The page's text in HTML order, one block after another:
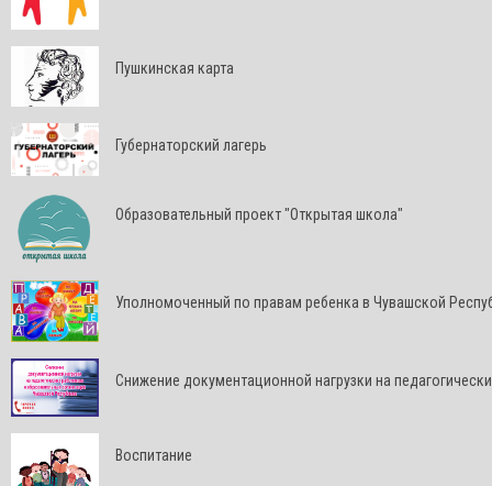
Пушкинская карта
Губернаторский лагерь
Образовательный проект "Открытая школа"
Уполномоченный по правам ребенка в Чувашской
Снижение документационной нагрузки на
Воспитание